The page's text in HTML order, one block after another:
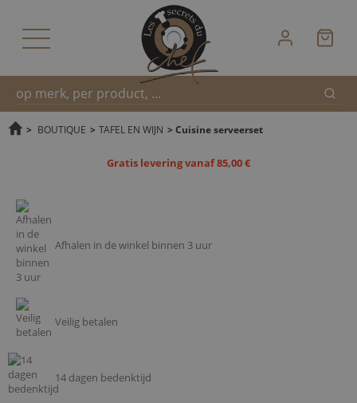
Snel
> BOUTIQUE > TAFEL EN WIJN > Cuisine serveerset
Gratis levering vanaf 85,00 €
Afhalen in de winkel binnen 3 uur
Veilig betalen
14 dagen bedenktijd